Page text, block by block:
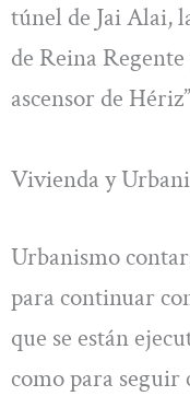
túnel de Jai Alai,
de Reina
ascensor de
Vivienda y
Urbanismo
para continuar
que se están
como para seguir